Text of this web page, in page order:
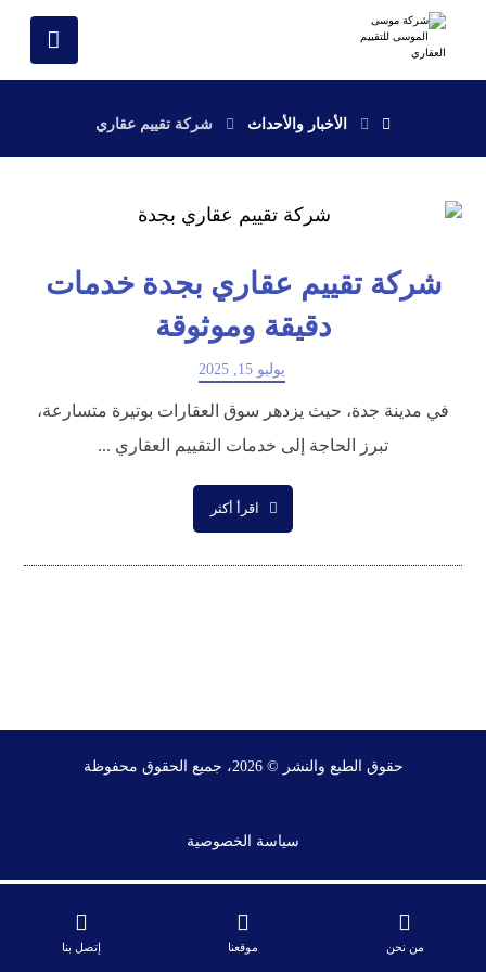
الأخبار والأحداث شركة تقييم عقاري
شركة تقييم عقاري بجدة خدمات
دقيقة وموثوقة
يوليو 15, 2025
في مدينة جدة، حيث يزدهر سوق العقارات بوتيرة متسارعة،
تبرز الحاجة إلى خدمات التقييم العقاري ...
اقرأ أكثر
حقوق الطبع والنشر © 2026، جميع الحقوق محفوظة
سياسة الخصوصية
من نحن موقعنا إتصل بنا